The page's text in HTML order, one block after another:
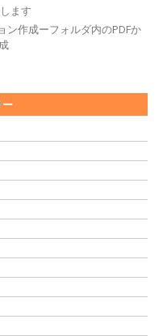
ます
ン作成ーフォルダ内のPDFか